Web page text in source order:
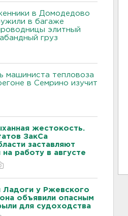
в Домодедово
в багаже
элитный
груз
машиниста тепловоза
в Семрино изучит
жестокость.
ЗакСа
заставляют
на работу в августе
Ладоги у Ржевского
объявили опасным
для судоходства